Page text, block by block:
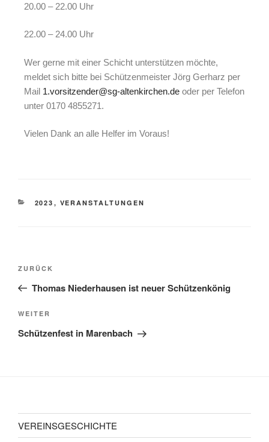
20.00 – 22.00 Uhr
22.00 – 24.00 Uhr
Wer gerne mit einer Schicht unterstützen möchte,
meldet sich bitte bei Schützenmeister Jörg Gerharz per
Mail 1.vorsitzender@sg-altenkirchen.de oder per Telefon
unter 0170 4855271.
Vielen Dank an alle Helfer im Voraus!
2023 , VERANSTALTUNGEN
ZURÜCK
Thomas Niederhausen ist neuer Schützenkönig
WEITER
Schützenfest in Marenbach
VEREINSGESCHICHTE